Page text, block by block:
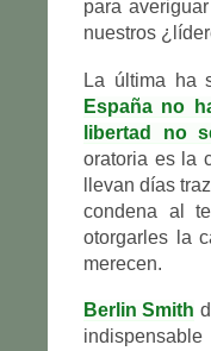
para
nuestros
La última ha
España no
libertad no
oratoria es la
llevan días
condena al
otorgarles la
merecen.
Berlin Smith